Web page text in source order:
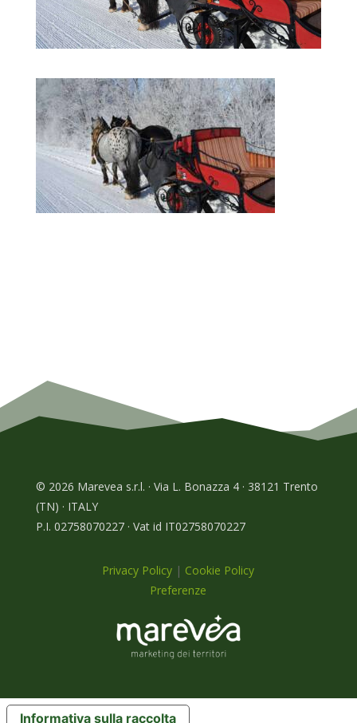
© 2026 Marevea s.r.l. · Via L. Bonazza 4 · 38121 Trento
(TN) · ITALY
P.I. 02758070227 · Vat id IT02758070227
Privacy Policy | Cookie Policy
Preferenze
Informativa sulla raccolta